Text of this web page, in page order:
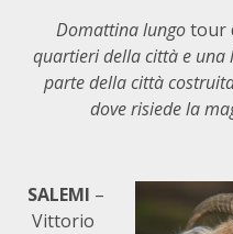
Domattina lungotour
quartieri della cittàe una
parte della città
dove risiede la
SALEMI –
Vittorio